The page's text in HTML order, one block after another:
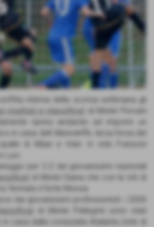
interna della scorsa settimana gli
risultati e classifica
) di Mister Piovani
ripresi andando ad imporre un
in casa dell´Albinoleffe, terza forza del
di Milan e Inter. In rete Franzoni
per 2-2 dei giovanissimi nazionali
) di Mister Diana che con le reti di
fermato il forte Monza.
dai giovanissimi professionisti: i 2000
) di Mister Pellegrini sono stati
in casa dalla corazzata Atalanta (rete di